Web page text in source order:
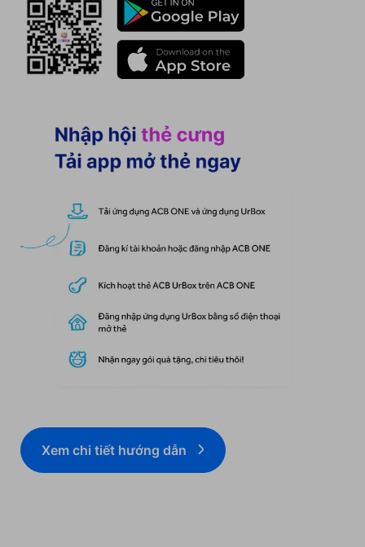
Xem chi tiết hướng dẫn